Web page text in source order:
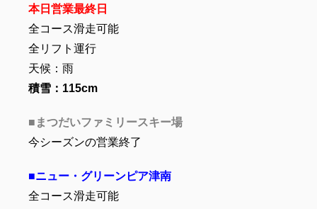
本日営業最終日
全コース滑走可能
全リフト運行
天候：雨
積雪：115cm
■まつだいファミリースキー場
今シーズンの営業終了
■ニュー・グリーンピア津南
全コース滑走可能